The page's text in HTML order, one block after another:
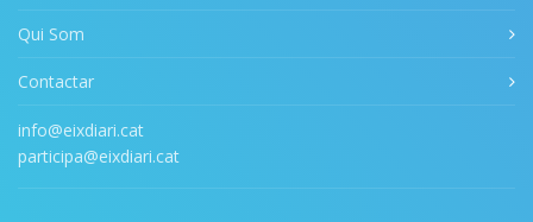
Qui Som
Contactar
info@eixdiari.cat
participa@eixdiari.cat